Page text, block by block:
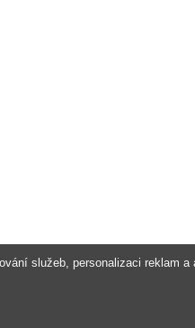
služeb, personalizaci reklam